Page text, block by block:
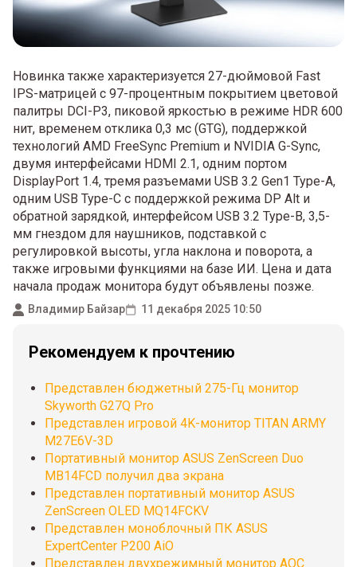
Новинка также характеризуется 27-дюймовой Fast
IPS-матрицей с 97-процентным покрытием цветовой
палитры DCI-P3, пиковой яркостью в режиме HDR 600
нит, временем отклика 0,3 мс (GTG), поддержкой
технологий AMD FreeSync Premium и NVIDIA G-Sync,
двумя интерфейсами HDMI 2.1, одним портом
DisplayPort 1.4, тремя разъемами USB 3.2 Gen1 Type-A,
одним USB Type-C с поддержкой режима DP Alt и
обратной зарядкой, интерфейсом USB 3.2 Type-B, 3,5-
мм гнездом для наушников, подставкой с
регулировкой высоты, угла наклона и поворота, а
также игровыми функциями на базе ИИ. Цена и дата
начала продаж монитора будут объявлены позже.
Владимир Байзар 11 декабря 2025 10:50
Рекомендуем к прочтению
Представлен бюджетный 275-Гц монитор
Skyworth G27Q Pro
Представлен игровой 4K-монитор TITAN ARMY
M27E6V-3D
Портативный монитор ASUS ZenScreen Duo
MB14FCD получил два экрана
Представлен портативный монитор ASUS
ZenScreen OLED MQ14FCKV
Представлен моноблочный ПК ASUS
ExpertCenter P200 AiO
Представлен двухрежимный монитор AOC